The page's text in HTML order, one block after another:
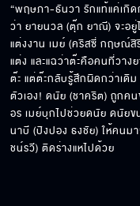
“พฤษภา-ธันวา รักแท้แค่เกิ
ว่า ยายนวล (ตุ๊ก ยาณี) จะอยู่
แต่งงาน เมย์ (คริสซี่ กฤษณ์
แต่ง และแฉว่าต๊ะคือคนที่วาง
ต๊ะ แต่ต๊ะกลับรู้สึกผิดกว่าเดิ
ตัวเอง! ดนัย (ชาคริต) ถูกคน
อร เมย์บุกไปช่วยดนัย ดนัย
นาบี (ปิงปอง ธงชัย) ให้คน
ชน์รวี) ติดร่างแหไปด้วย